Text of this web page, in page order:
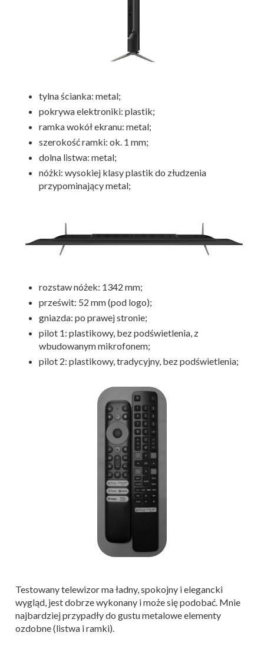
tylna ścianka: metal;
pokrywa elektroniki: plastik;
ramka wokół ekranu: metal;
szerokość ramki: ok. 1 mm;
dolna listwa: metal;
nóżki: wysokiej klasy plastik do złudzenia
przypominający metal;
rozstaw nóżek: 1342 mm;
prześwit: 52 mm (pod logo);
gniazda: po prawej stronie;
pilot 1: plastikowy, bez podświetlenia, z
wbudowanym mikrofonem;
pilot 2: plastikowy, tradycyjny, bez podświetlenia;
Testowany telewizor ma ładny, spokojny i elegancki
wygląd, jest dobrze wykonany i może się podobać. Mnie
najbardziej przypadły do gustu metalowe elementy
ozdobne (listwa i ramki).